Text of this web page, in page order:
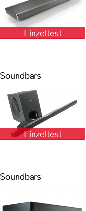
Einzeltest
Soundbars
Einzeltest
Soundbars